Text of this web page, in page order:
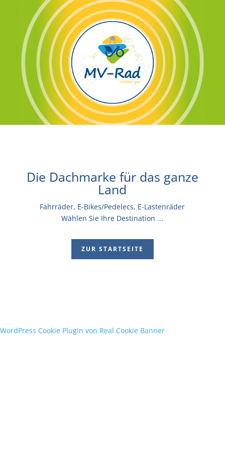
Die Dachmarke für das ganze
Land
Fahrräder, E-Bikes/Pedelecs, E-Lastenräder
Wählen Sie Ihre Destination ...
ZUR STARTSEITE
WordPress Cookie Plugin von Real Cookie Banner